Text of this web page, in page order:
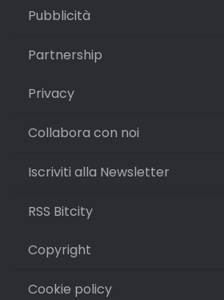
Pubblicità
Partnership
Privacy
Collabora con noi
Iscriviti alla Newsletter
RSS Bitcity
Copyright
Cookie policy